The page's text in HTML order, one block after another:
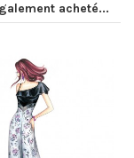
acheté...